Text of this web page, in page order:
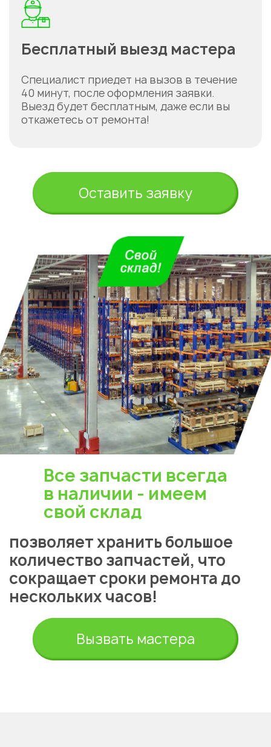
Бесплатный выезд мастера
Специалист приедет на вызов в течение
40 минут, после оформления заявки.
Выезд будет бесплатным, даже если вы
откажетесь от ремонта!
Оставить заявку
Все запчасти всегда
в наличии - имеем
свой склад
позволяет хранить большое
количество запчастей, что
сокращает сроки ремонта до
нескольких часов!
Вызвать мастера
Укажите из какого вы
Алматы